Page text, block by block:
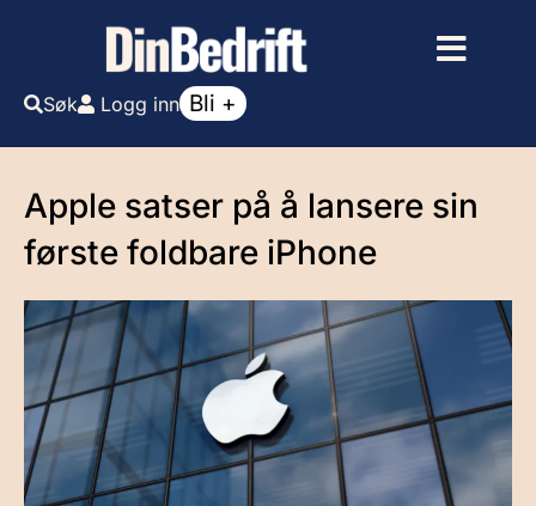
Søk Logg inn Bli +
Apple satser på å lansere sin
første foldbare iPhone